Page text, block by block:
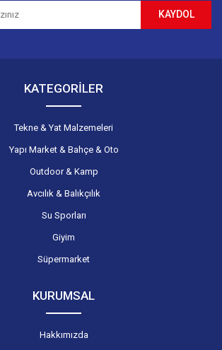
KAYDOL
KATEGORİLER
Tekne & Yat Malzemeleri
Yapı Market & Bahçe & Oto
Outdoor & Kamp
Avcılık & Balıkçılık
Su Sporları
Giyim
Süpermarket
KURUMSAL
Hakkımızda